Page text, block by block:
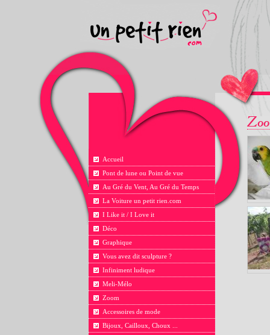
Accueil
Pont de lune ou Point de vue
Au Gré du Vent, Au Gré du Temps
La Voiture un petit rien.com
I Like it / I Love it
Déco
Graphique
Vous avez dit sculpture ?
Infiniment ludique
Meli-Mélo
Zoom
Accessoires de mode
Bijoux, Cailloux, Choux ...